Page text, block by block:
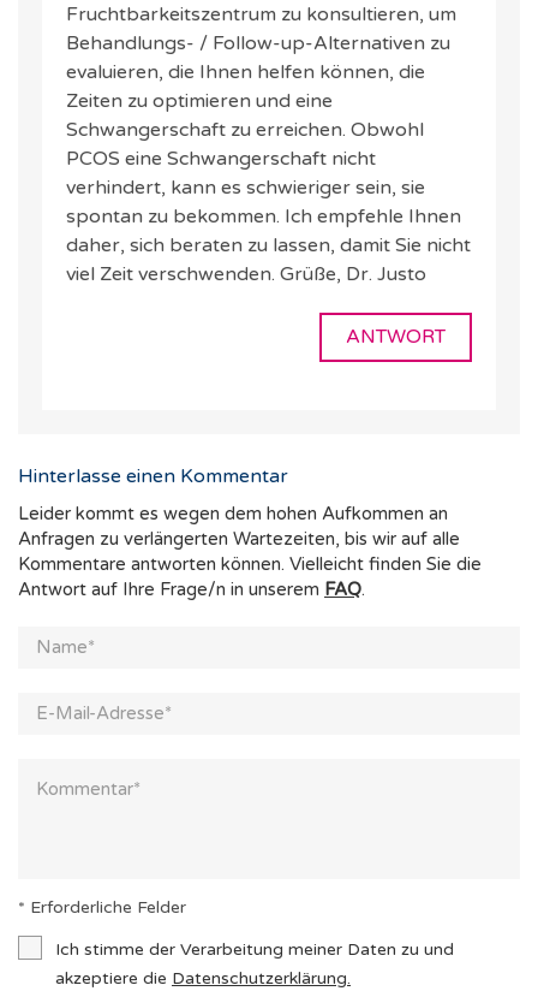
Fruchtbarkeitszentrum zu konsultieren, um
Behandlungs- / Follow-up-Alternativen zu
evaluieren, die Ihnen helfen können, die
Zeiten zu optimieren und eine
Schwangerschaft zu erreichen. Obwohl
PCOS eine Schwangerschaft nicht
verhindert, kann es schwieriger sein, sie
spontan zu bekommen. Ich empfehle Ihnen
daher, sich beraten zu lassen, damit Sie nicht
viel Zeit verschwenden. Grüße, Dr. Justo
ANTWORT
Hinterlasse einen Kommentar
Leider kommt es wegen dem hohen Aufkommen an
Anfragen zu verlängerten Wartezeiten, bis wir auf alle
Kommentare antworten können. Vielleicht finden Sie die
Antwort auf Ihre Frage/n in unserem FAQ.
* Erforderliche Felder
Ich stimme der Verarbeitung meiner Daten zu und
akzeptiere die Datenschutzerklärung.